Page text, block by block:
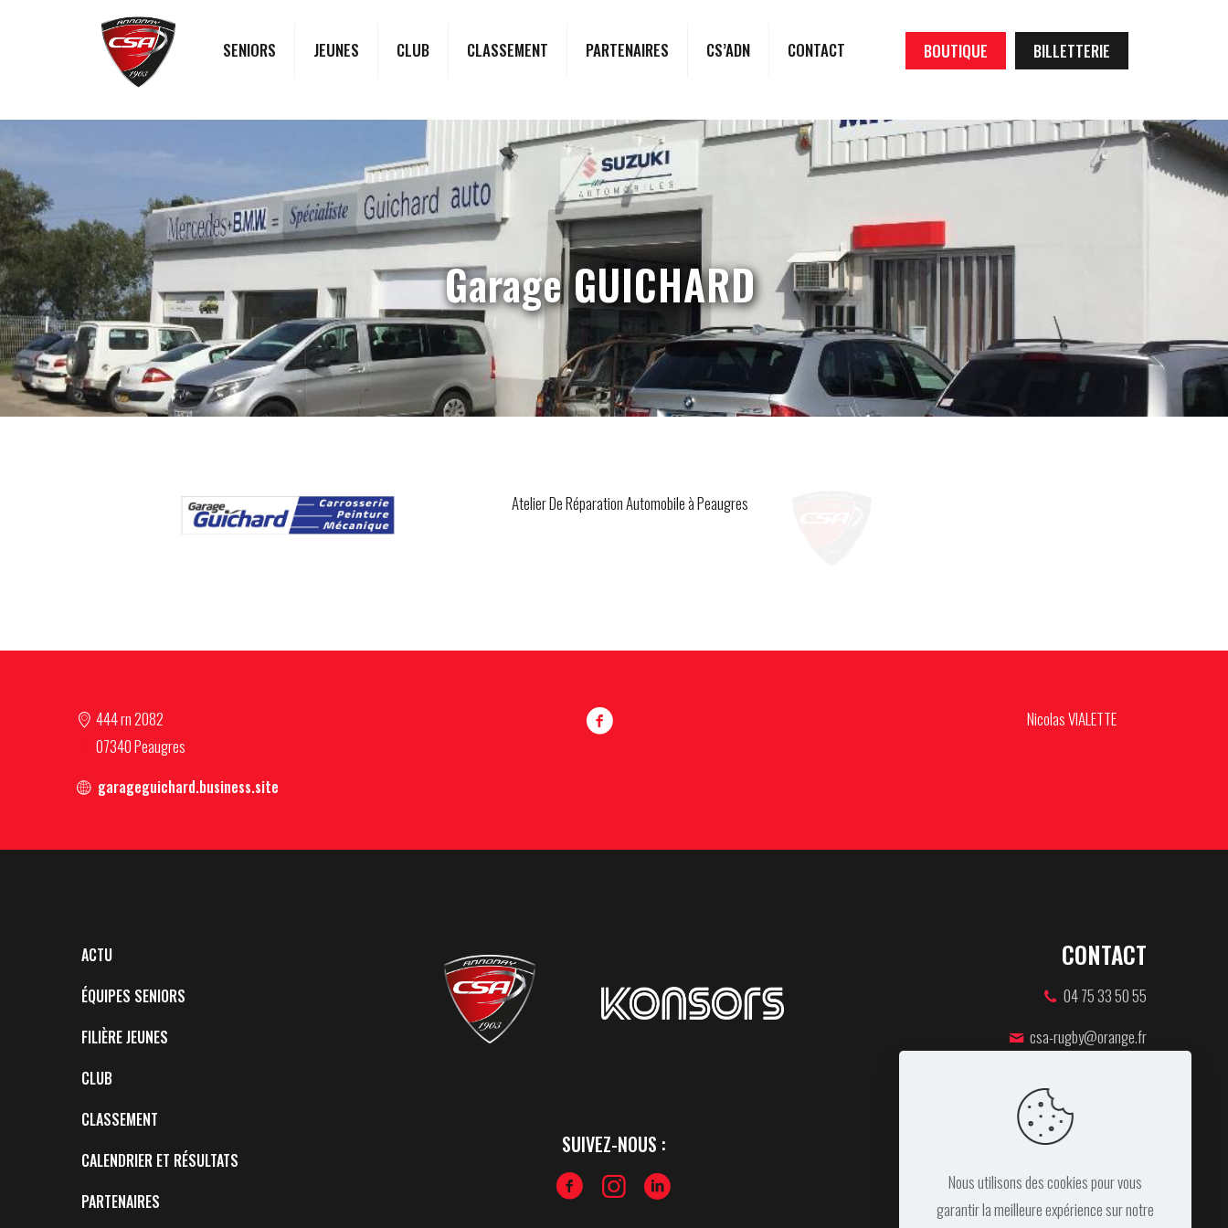
SENIORS JEUNES CLUB CLASSEMENT PARTENAIRES CS’ADN CONTACT BOUTIQUE BILLETTERIE
Garage GUICHARD
Atelier De Réparation Automobile à Peaugres
444 rn 2082
07340 Peaugres
garageguichard.business.site
Nicolas VIALETTE
ACTU
ÉQUIPES SENIORS
FILIÈRE JEUNES
CLUB
CLASSEMENT
CALENDRIER ET RÉSULTATS
PARTENAIRES
SUIVEZ-NOUS :
CONTACT
04 75 33 50 55
csa-rugby@orange.fr
07100 ANNONAY
Nous utilisons des cookies pour vous
garantir la meilleure expérience sur notre